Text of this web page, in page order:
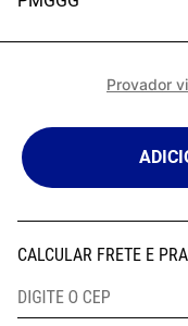
Provador